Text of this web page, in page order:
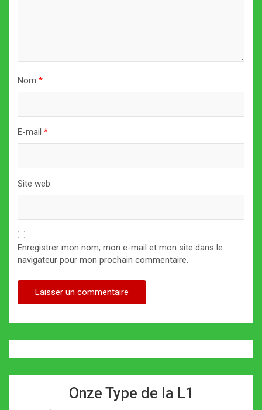
Nom *
E-mail *
Site web
Enregistrer mon nom, mon e-mail et mon site dans le
navigateur pour mon prochain commentaire.
Onze Type de la L1